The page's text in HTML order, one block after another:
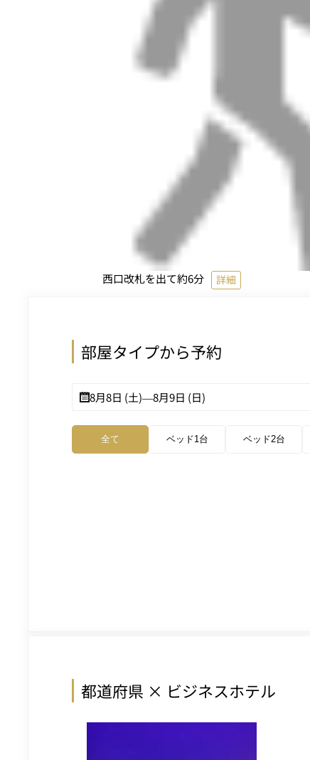
西口改札を出て約6分 詳細
部屋タイプから予約
8月8日 (土)—8月9日 (日)
全て ベッド1台 ベッド2台
都道府県 × ビジネスホテル